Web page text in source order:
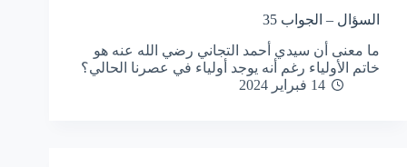
السؤال – الجواب 35
ما معنى أن سيدي أحمد التجاني رضي الله عنه هو
خاتم الأولياء رغم أنه يوجد أولياء في عصرنا الحالي؟
14 فبراير 2024